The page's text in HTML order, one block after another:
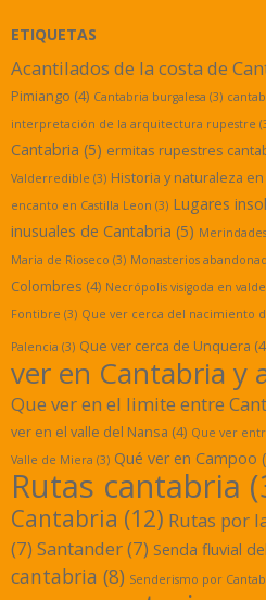
ETIQUETAS
Acantilados de la costa de
Pimiango (4) Cantabria burgalesa (3)
interpretación de la arquitectura rupestre
Cantabria (5) ermitas rupestres
Valderredible (3) Historia y naturaleza
encanto en Castilla Leon (3) Lugares
inusuales de Cantabria (5)
Maria de Rioseco (3) Monasterios
Colombres (4) Necrópolis visigoda en
Fontibre (3) Que ver cerca del nacimiento
Palencia (3) Que ver cerca de Unquera
ver en Cantabria y
Que ver en el limite entre
ver en el valle del Nansa (4) Que ver
Valle de Miera (3) Qué ver en Campoo
Rutas cantabria
Cantabria (12) Rutas por
(7) Santander(7) Senda fluvial
cantabria (8) Senderismo por